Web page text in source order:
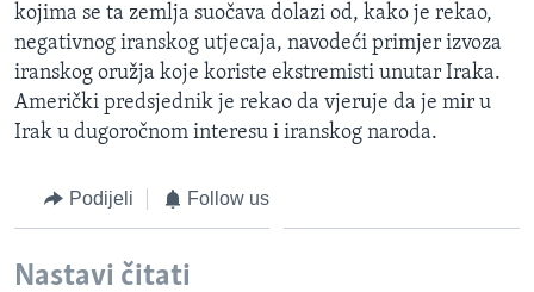
kojima se ta zemlja suočava dolazi od, kako je rekao,
negativnog iranskog utjecaja, navodeći primjer izvoza
iranskog oružja koje koriste ekstremisti unutar Iraka.
Američki predsjednik je rekao da vjeruje da je mir u
Irak u dugoročnom interesu i iranskog naroda.
Podijeli Follow us
Nastavi čitati